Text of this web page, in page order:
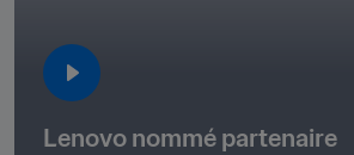
Lenovo nommé partenaire